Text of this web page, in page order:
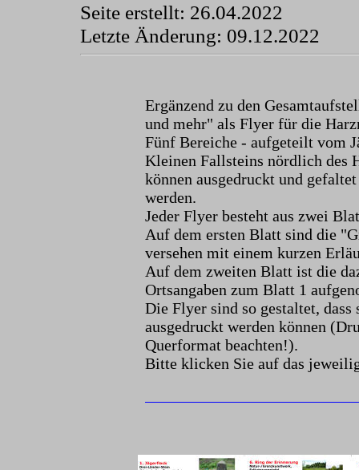
Seite erstellt: 26.04.2022
Letzte Änderung: 09.12.2022
Ergänzend zu den
und mehr" als Flyer für die
Fünf Bereiche - aufgeteilt vom
Kleinen Fallsteins nördlich des
können ausgedruckt und
werden.
Jeder Flyer besteht aus zwei
Auf dem ersten Blatt sind die
versehen mit einem kurzen
Auf dem zweiten Blatt ist die
Ortsangaben zum Blatt 1
Die Flyer sind so gestaltet,
ausgedruckt werden können
Querformat beachten!).
Bitte klicken Sie auf das